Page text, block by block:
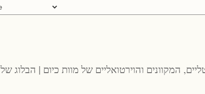
המקוונים והוירטואליים של מוות כיום | הבלוג של